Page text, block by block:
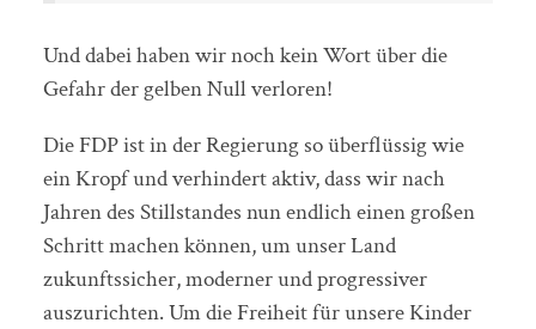
Und dabei haben wir noch kein Wort über die
Gefahr der gelben Null verloren!
Die FDP ist in der Regierung so überflüssig wie
ein Kropf und verhindert aktiv, dass wir nach
Jahren des Stillstandes nun endlich einen großen
Schritt machen können, um unser Land
zukunftssicher, moderner und progressiver
auszurichten. Um die Freiheit für unsere Kinder